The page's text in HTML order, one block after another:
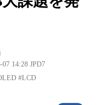
07 14:28 JPD7
#LCD